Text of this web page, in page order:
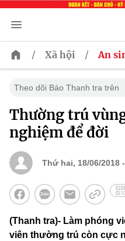
/ Xã hội / An
Theo dõi Báo Thanh tra trên
Thường trú
nghiệm để đời
Thứ hai, 18/06/2018
(Thanh tra)- Làm phóng
viên thường trú còn cực